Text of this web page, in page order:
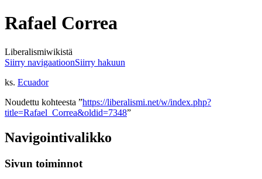
Rafael Correa
Liberalismiwikistä
Siirry navigaatioonSiirry hakuun
ks. Ecuador
Noudettu kohteesta ”https://liberalismi.net/w/index.php?
title=Rafael_Correa&oldid=7348”
Navigointivalikko
Sivun toiminnot